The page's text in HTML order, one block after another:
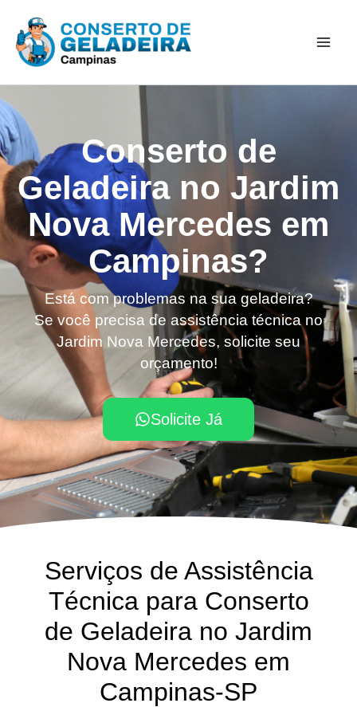
para
Conserto de
Geladeira no Jardim
Nova Mercedes em
Campinas?
Está com problemas na sua geladeira?
Se você precisa de assistência técnica no
Jardim Nova Mercedes, solicite seu
orçamento!
Solicite Já
Serviços de Assistência
Técnica para Conserto
de Geladeira no Jardim
Nova Mercedes em
Campinas-SP